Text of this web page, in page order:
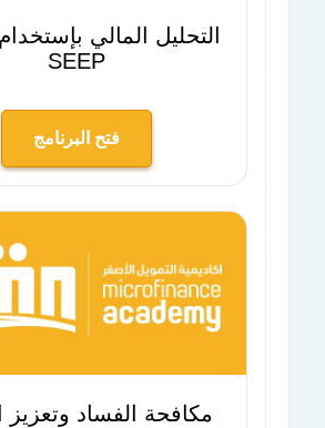
التحليل المالي
SEEP
فتح البرنامج
مكافحة الفساد وتعزيز